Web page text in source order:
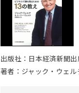
出版社：日本経済新聞
著者：ジャック・ウェル